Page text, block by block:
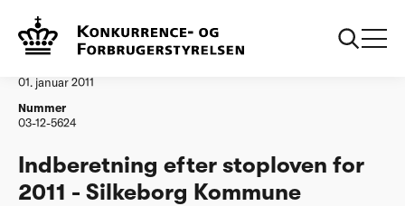
Vandtilsyn
01. januar 2011
Nummer
03-12-5624
Indberetning efter stoploven for
2011 - Silkeborg Kommune